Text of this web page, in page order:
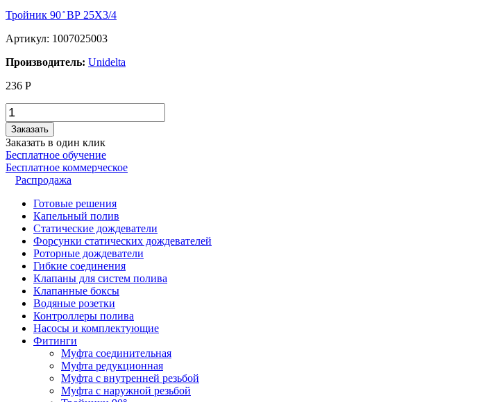
Тройник 90 ̊ ВР 25X3/4
Артикул: 1007025003
Производитель: Unidelta
236 Р
Заказать
Заказать в один клик
Бесплатное обучение
Бесплатное коммерческое
Распродажа
Готовые решения
Капельный полив
Статические дождеватели
Форсунки статических дождевателей
Роторные дождеватели
Гибкие соединения
Клапаны для систем полива
Клапанные боксы
Водяные розетки
Контроллеры полива
Насосы и комплектующие
Фитинги
Муфта соединительная
Муфта редукционная
Муфта с внутренней резьбой
Муфта с наружной резьбой